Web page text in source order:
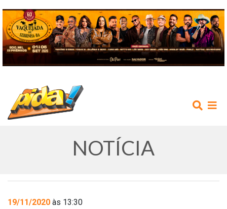
NOTÍCIA
19/11/2020 às 13:30